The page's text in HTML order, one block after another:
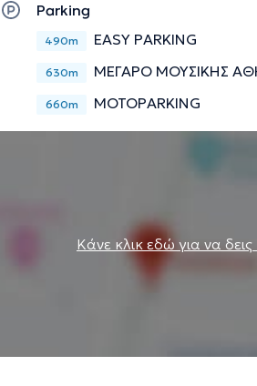
Parking
490m EASY PARKING
630m ΜΕΓΑΡΟ ΜΟΥΣΙΚΗΣ
660m MOTOPARKING
Κάνε κλικ εδώ για να